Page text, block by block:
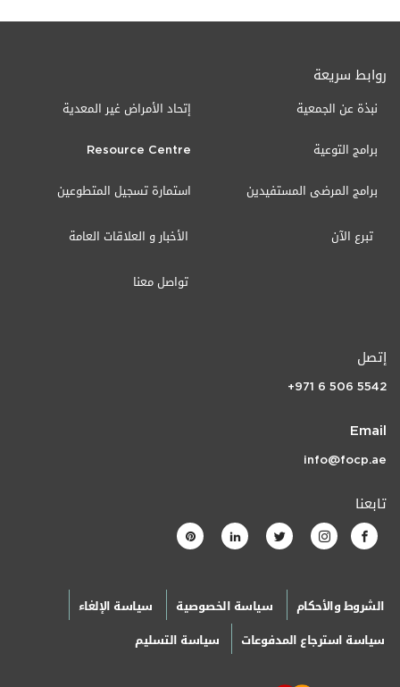
روابط سريعة
نبذة عن الجمعية
برامج التوعية
برامج المرضى المستفيدين
إتحاد الأمراض غير المعدية
Resource Centre
استمارة تسجيل المتطوعين
الأخبار و العلاقات العامة تبرع الآن
تواصل معنا
إتصل
+971 6 506 5542
Email
info@focp.ae
تابعنا
الشروط والأحكام سياسة الخصوصية
سياسة الإلغاء
سياسة استرجاع المدفوعات
سياسة التسليم